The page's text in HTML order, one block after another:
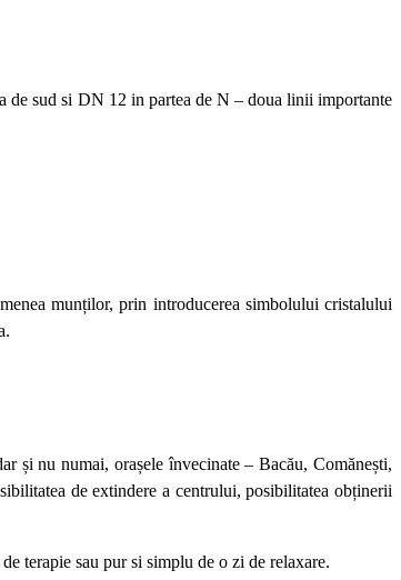
de sud si DN 12 in partea de N – doua linii importante
munților, prin introducerea simbolului cristalului
și nu numai, orașele învecinate – Bacău, Comănești,
de extindere a centrului, posibilitatea obținerii
terapie sau pur si simplu de o zi de relaxare.